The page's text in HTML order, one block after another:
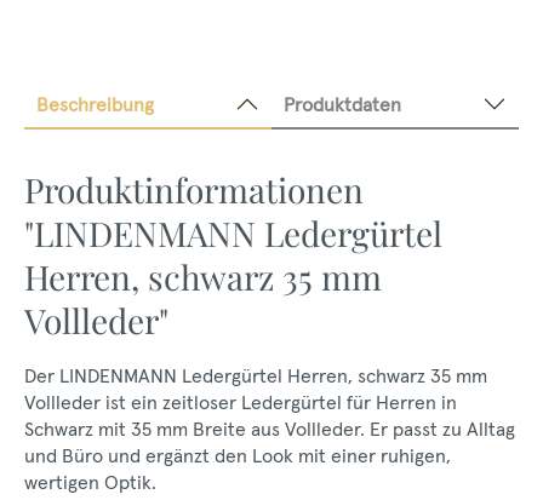
Beschreibung Produktdaten
Produktinformationen
"LINDENMANN Ledergürtel
Herren, schwarz 35 mm
Vollleder"
Der LINDENMANN Ledergürtel Herren, schwarz 35 mm
Vollleder ist ein zeitloser Ledergürtel für Herren in
Schwarz mit 35 mm Breite aus Vollleder. Er passt zu Alltag
und Büro und ergänzt den Look mit einer ruhigen,
wertigen Optik.